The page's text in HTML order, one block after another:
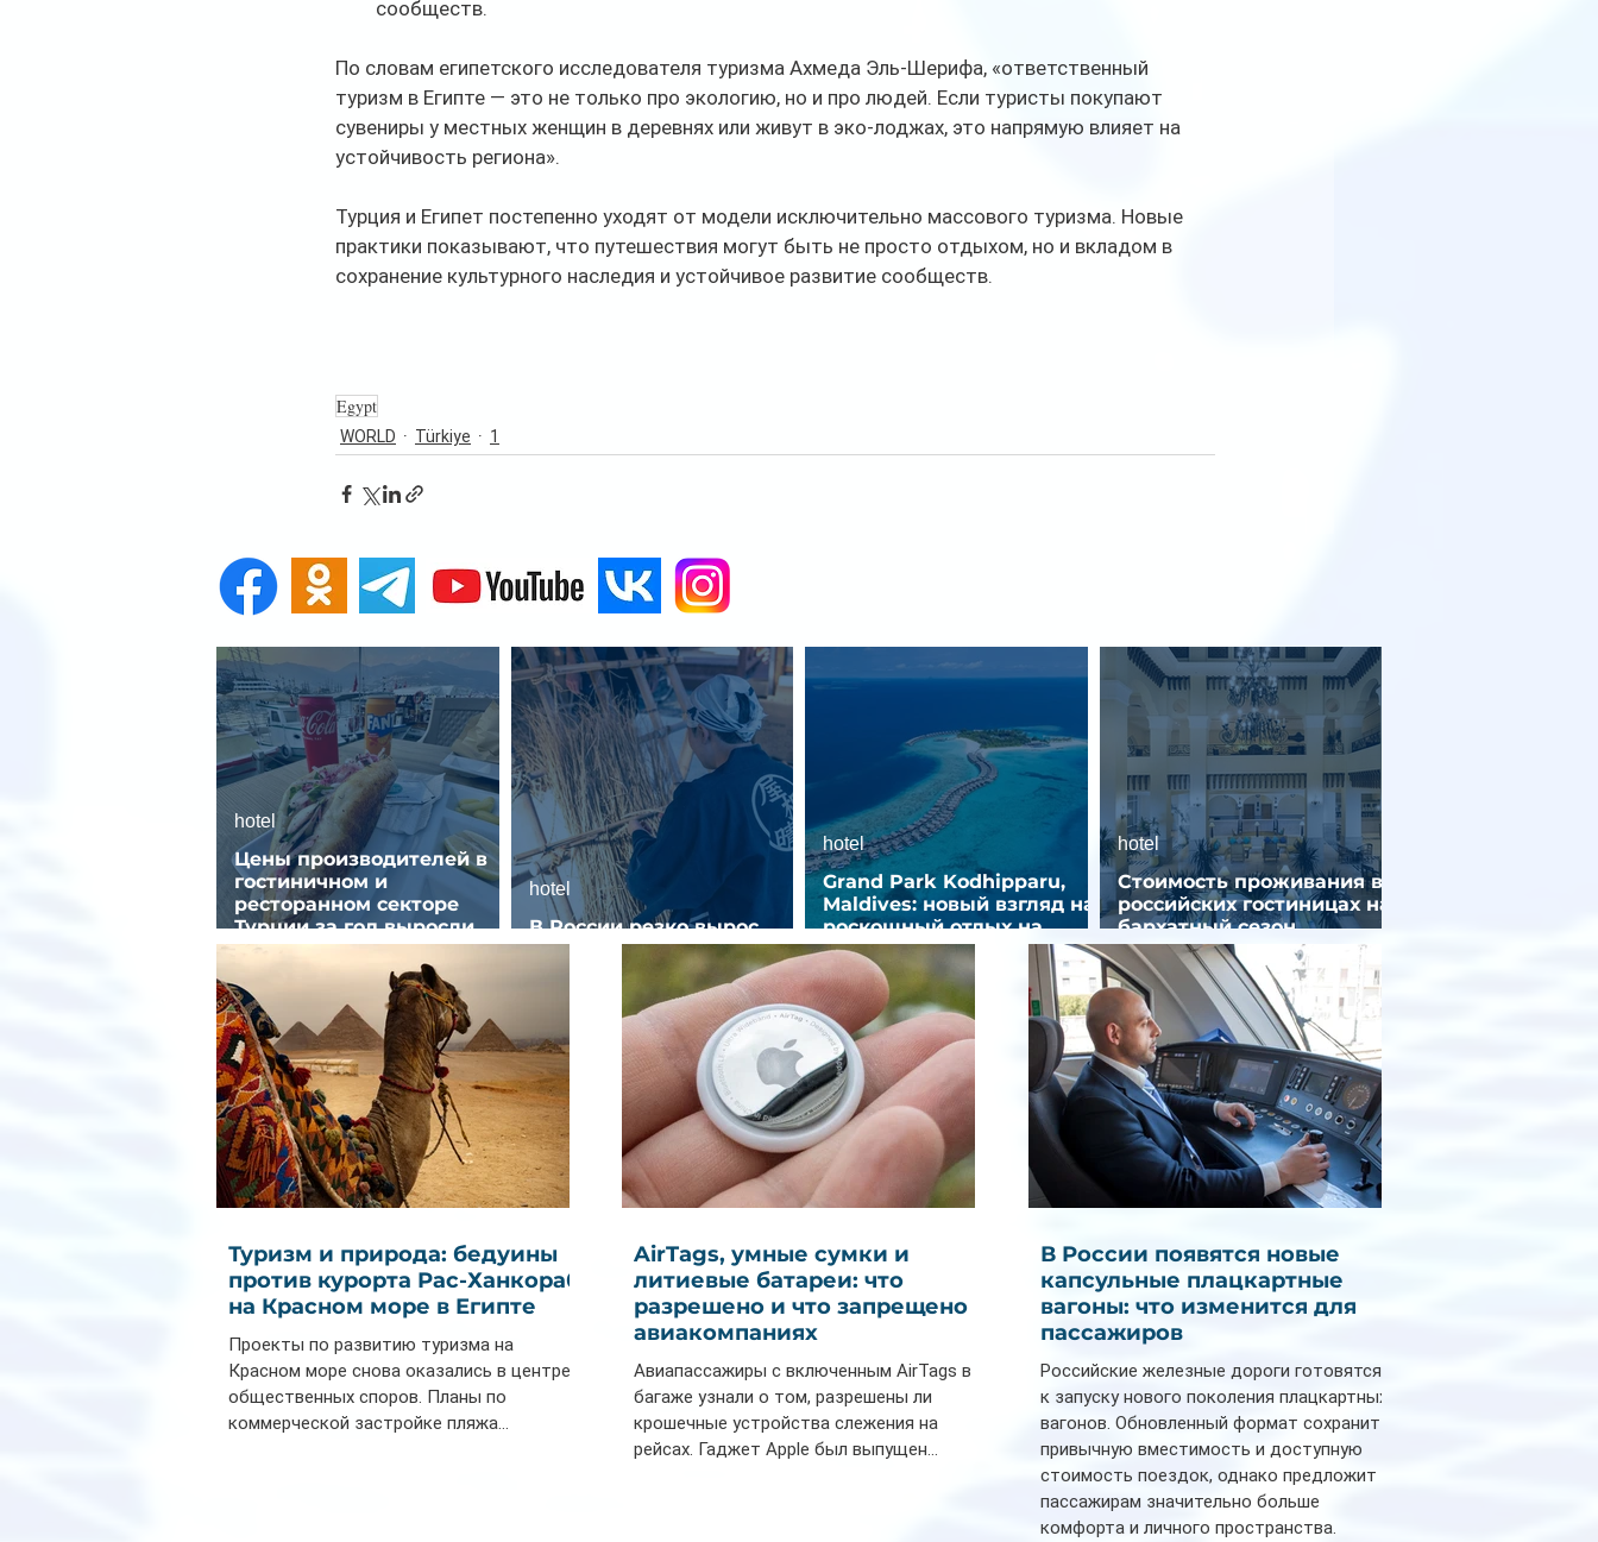
сообществ.
По словам египетского исследователя туризма Ахмеда Эль-Шерифа, «ответственный
туризм в Египте — это не только про экологию, но и про людей. Если туристы покупают
сувениры у местных женщин в деревнях или живут в эко-лоджах, это напрямую влияет на
устойчивость региона».
Турция и Египет постепенно уходят от модели исключительно массового туризма. Новые
практики показывают, что путешествия могут быть не просто отдыхом, но и вкладом в
сохранение культурного наследия и устойчивое развитие сообществ.
Egypt
WORLD Türkiye 1
Цены производителей в
гостиничном и
ресторанном секторе
Турции за год выросли
почти на 32%
hotel
В России резко вырос
спрос на отели без звезд
hotel
Grand Park Kodhipparu,
Maldives: новый взгляд на
роскошный отдых на
Мальдивах
hotel
Стоимость проживания в
российских гостиницах на
бархатный сезон
снизилась на 9%
hotel
Туризм и природа: бедуины
против курорта Рас-Ханкораб
на Красном море в Египте
Проекты по развитию туризма на
Красном море снова оказались в центре
общественных споров. Планы по
коммерческой застройке пляжа...
AirTags, умные сумки и
литиевые батареи: что
разрешено и что запрещено в
авиакомпаниях
Авиапассажиры с включенным AirTags в
багаже узнали о том, разрешены ли
крошечные устройства слежения на
рейсах. Гаджет Apple был выпущен...
В России появятся новые
капсульные плацкартные
вагоны: что изменится для
пассажиров
Российские железные дороги готовятся
к запуску нового поколения плацкартных
вагонов. Обновленный формат сохранит
привычную вместимость и доступную
стоимость поездок, однако предложит
пассажирам значительно больше
комфорта и личного пространства.